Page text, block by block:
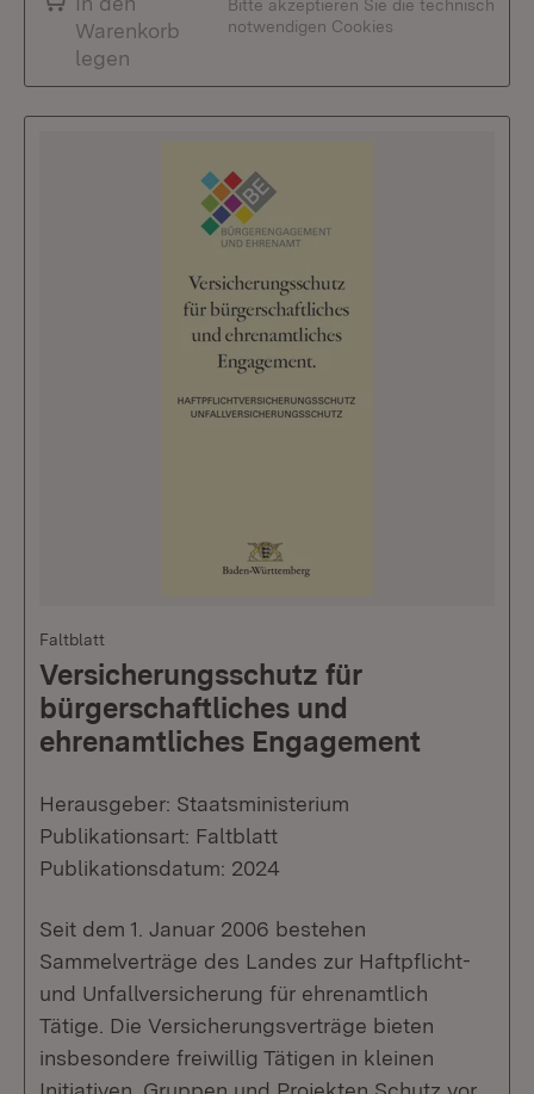
Warenkorb
legen
Bitte akzeptieren Sie die technisch
notwendigen Cookies
Faltblatt
Versicherungsschutz für
bürgerschaftliches und
ehrenamtliches Engagement
Herausgeber: Staatsministerium
Publikationsart: Faltblatt
Publikationsdatum: 2024
Seit dem 1. Januar 2006 bestehen
Sammelverträge des Landes zur Haftpflicht-
und Unfallversicherung für ehrenamtlich
Tätige. Die Versicherungsverträge bieten
insbesondere freiwillig Tätigen in kleinen